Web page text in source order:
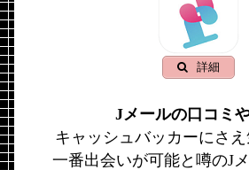
詳細
Jメールの口コミ
キャッシュバッカーにさ
一番出会いが可能と噂のJ